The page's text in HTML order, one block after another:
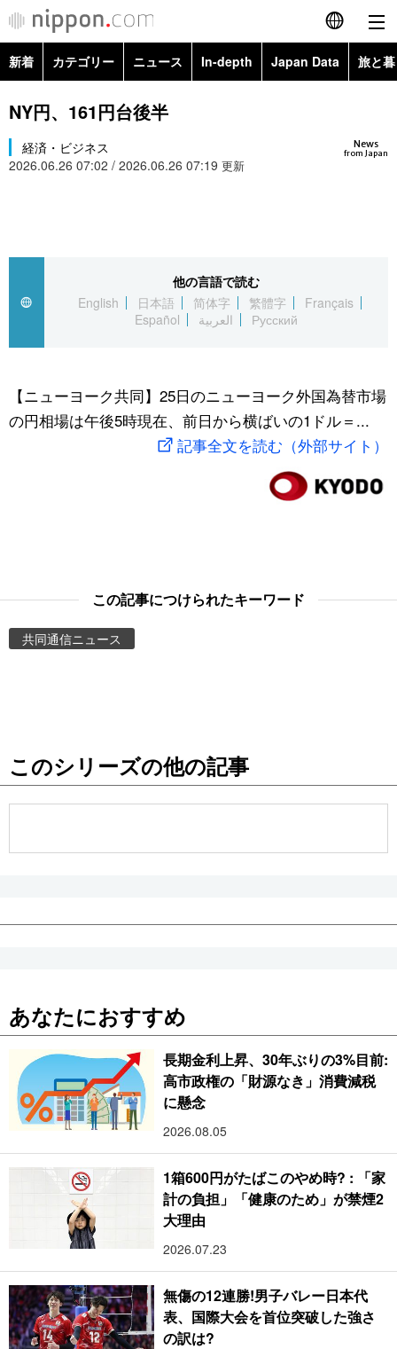
English
カテゴリー
文化
動画/Live
Images
お知らせ
新着 カテゴリー ニュース In-depth Japan Data 旅と
政治・外交
経済・ビジネス
スポーツ・東京2020
Images
NY円、161円台後半
News
from Japan
経済・ビジネス
2026.06.26 07:02 / 2026.06.26 07:19 更新
他の言語で読む
English
日本語 简体字 繁體字
Français
Español
العربية Русский
【ニューヨーク共同】25日のニューヨーク外国為替市場
の円相場は午後5時現在、前日から横ばいの1ドル＝...
記事全文を読む（外部サイト）
この記事につけられたキーワード
共同通信ニュース
このシリーズの他の記事
あなたにおすすめ
長期金利上昇、30年ぶりの3%目前:
高市政権の「財源なき」消費減税
に懸念
2026.08.05
1箱600円がたばこのやめ時? : 「家
計の負担」「健康のため」が禁煙2
大理由
2026.07.23
無傷の12連勝!男子バレー日本代
表、国際大会を首位突破した強さ
の訳は?